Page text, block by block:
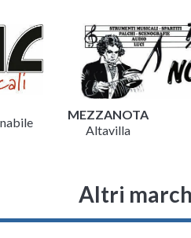
Ocean M
immediata
solo 6,90 €
Pro


104,00 €
MEZZANOTA
Altavilla
Altri